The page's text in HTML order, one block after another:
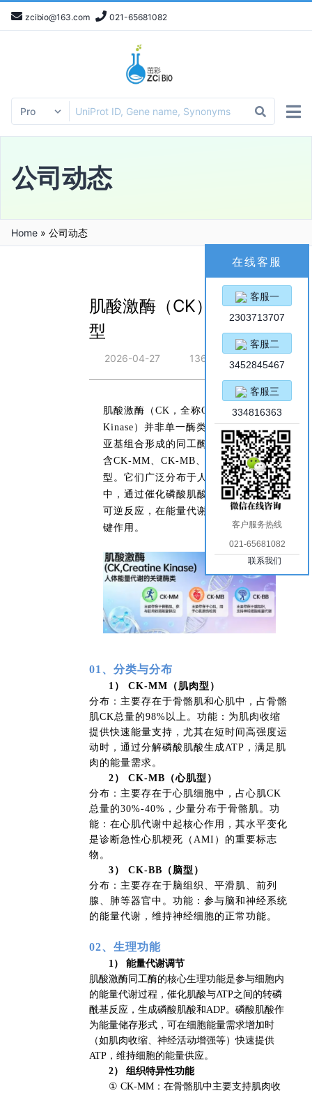
zcibio@163.com 021-65681082
公司动态
Home » 公司动态
肌酸激酶（CK）3种核心类
型
2026-04-27 136
肌酸激酶（CK，全称Creatine
Kinase）并非单一酶类，而是由不同
亚基组合形成的同工酶家族，主要包
含CK-MM、CK-MB、CK-BB三种类
型。它们广泛分布于人体各类组织
中，通过催化磷酸肌酸与ATP之间的
可逆反应，在能量代谢过程中发挥关
键作用。
01、分类与分布
1） CK-MM（肌肉型）
分布：主要存在于骨骼肌和心肌中，占骨骼
肌CK总量的98%以上。功能：为肌肉收缩
提供快速能量支持，尤其在短时间高强度运
动时，通过分解磷酸肌酸生成ATP，满足肌
肉的能量需求。
2） CK-MB（心肌型）
分布：主要存在于心肌细胞中，占心肌CK
总量的30%-40%，少量分布于骨骼肌。功
能：在心肌代谢中起核心作用，其水平变化
是诊断急性心肌梗死（AMI）的重要标志
物。
3） CK-BB（脑型）
分布：主要存在于脑组织、平滑肌、前列
腺、肺等器官中。功能：参与脑和神经系统
的能量代谢，维持神经细胞的正常功能。
02、生理功能
1） 能量代谢调节
肌酸激酶同工酶的核心生理功能是参与细胞内
的能量代谢过程，催化肌酸与ATP之间的转磷
酰基反应，生成磷酸肌酸和ADP。磷酸肌酸作
为能量储存形式，可在细胞能量需求增加时
（如肌肉收缩、神经活动增强等）快速提供
ATP，维持细胞的能量供应。
2） 组织特异性功能
① CK-MM：在骨骼肌中主要支持肌肉收
在线客服
客服一
2303713707
客服二
3452845467
客服三
334816363
客户服务热线
021-65681082
联系我们